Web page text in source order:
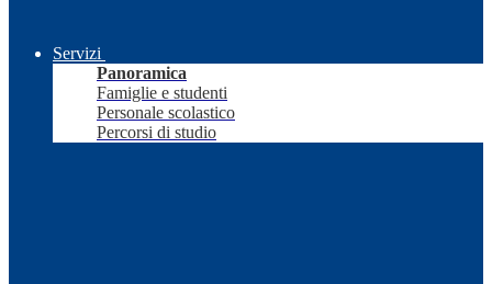
Servizi
Panoramica
Famiglie e studenti
Personale scolastico
Percorsi di studio